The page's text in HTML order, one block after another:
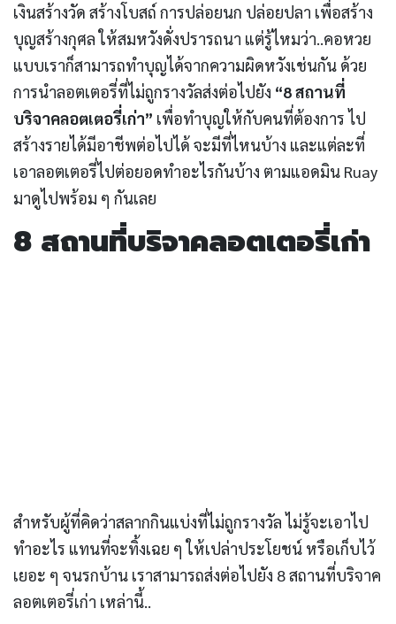
เงินสร้างวัด สร้างโบสถ์ การปล่อยนก ปล่อยปลา เพื่อสร้าง
บุญสร้างกุศล ให้สมหวังดั่งปรารถนา แต่รู้ไหมว่า..คอหวย
แบบเราก็สามารถทำบุญได้จากความผิดหวังเช่นกัน ด้วย
การนำลอตเตอรี่ที่ไม่ถูกรางวัลส่งต่อไปยัง “8 สถานที่
บริจาคลอตเตอรี่เก่า” เพื่อทำบุญให้กับคนที่ต้องการ ไป
สร้างรายได้มีอาชีพต่อไปได้ จะมีที่ไหนบ้าง และแต่ละที่
เอาลอตเตอรี่ไปต่อยอดทำอะไรกันบ้าง ตามแอดมิน Ruay
มาดูไปพร้อม ๆ กันเลย
8 สถานที่บริจาคลอตเตอรี่เก่า
สำหรับผู้ที่คิดว่าสลากกินแบ่งที่ไม่ถูกรางวัล ไม่รู้จะเอาไป
ทำอะไร แทนที่จะทิ้งเฉย ๆ ให้เปล่าประโยชน์ หรือเก็บไว้
เยอะ ๆ จนรกบ้าน เราสามารถส่งต่อไปยัง 8 สถานที่บริจาค
ลอตเตอรี่เก่า เหล่านี้..